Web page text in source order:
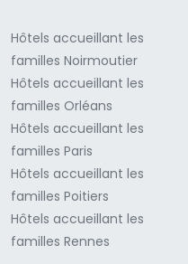
Hôtels accueillant les
familles Noirmoutier
Hôtels accueillant les
familles Orléans
Hôtels accueillant les
familles Paris
Hôtels accueillant les
familles Poitiers
Hôtels accueillant les
familles Rennes